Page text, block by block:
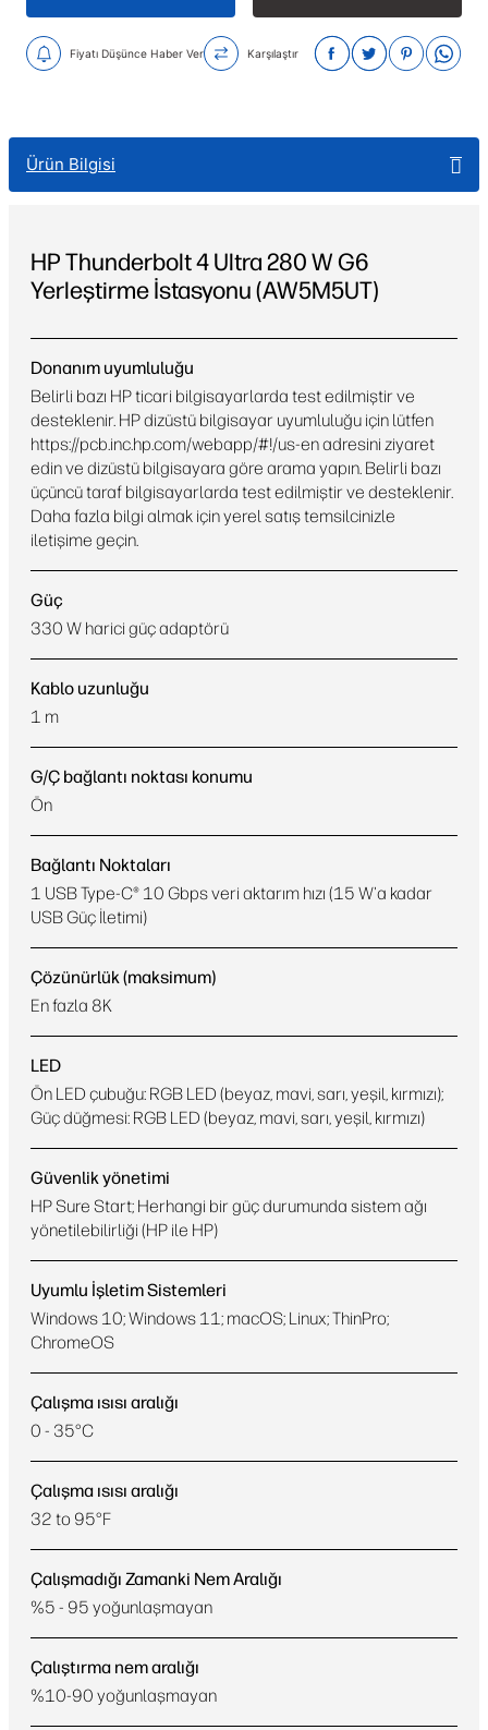
Fiyatı Düşünce Haber Ver Karşılaştır
Ürün Bilgisi
HP Thunderbolt 4 Ultra 280 W G6
Yerleştirme İstasyonu (AW5M5UT)
(AW5M5UT) Tüm teknik özellikler
Donanım uyumluluğu
Belirli bazı HP ticari bilgisayarlarda test edilmiştir ve
desteklenir. HP dizüstü bilgisayar uyumluluğu için lütfen
https://pcb.inc.hp.com/webapp/#!/us-en adresini ziyaret
edin ve dizüstü bilgisayara göre arama yapın. Belirli bazı
üçüncü taraf bilgisayarlarda test edilmiştir ve desteklenir.
Daha fazla bilgi almak için yerel satış temsilcinizle
iletişime geçin.
Güç
330 W harici güç adaptörü
Kablo uzunluğu
1 m
G/Ç bağlantı noktası konumu
Ön
Bağlantı Noktaları
1 USB Type-C® 10 Gbps veri aktarım hızı (15 W'a kadar
USB Güç İletimi)
Çözünürlük (maksimum)
En fazla 8K
LED
Ön LED çubuğu: RGB LED (beyaz, mavi, sarı, yeşil, kırmızı);
Güç düğmesi: RGB LED (beyaz, mavi, sarı, yeşil, kırmızı)
Güvenlik yönetimi
HP Sure Start; Herhangi bir güç durumunda sistem ağı
yönetilebilirliği (HP ile HP)
Uyumlu İşletim Sistemleri
Windows 10; Windows 11; macOS; Linux; ThinPro;
ChromeOS
Çalışma ısısı aralığı
0 - 35°C
Çalışma ısısı aralığı
32 to 95°F
Çalışmadığı Zamanki Nem Aralığı
%5 - 95 yoğunlaşmayan
Çalıştırma nem aralığı
%10-90 yoğunlaşmayan